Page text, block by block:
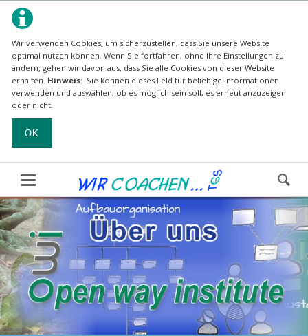
Wir verwenden Cookies, um sicherzustellen, dass Sie unsere Website
optimal nutzen können.Wenn Sie fortfahren, ohne Ihre Einstellungen zu
ändern, gehen wir davon aus, dass Sie alle Cookies von dieser Website
erhalten. Hinweis: Sie können dieses Feld für beliebige Informationen
verwenden und auswählen, ob es möglich sein soll, es erneut anzuzeigen
oder nicht.
OK